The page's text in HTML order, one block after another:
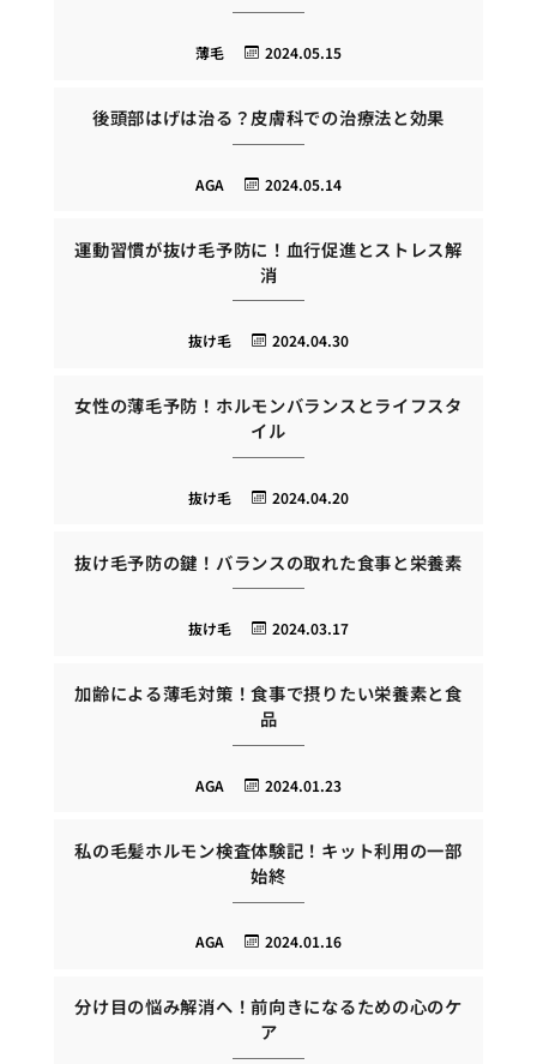
2024.05.15
薄毛
後頭部はげは治る？皮膚科での治療法と効果
2024.05.14
AGA
運動習慣が抜け毛予防に！血行促進とストレス解
消
2024.04.30
抜け毛
女性の薄毛予防！ホルモンバランスとライフスタ
イル
2024.04.20
抜け毛
抜け毛予防の鍵！バランスの取れた食事と栄養素
2024.03.17
抜け毛
加齢による薄毛対策！食事で摂りたい栄養素と食
品
2024.01.23
AGA
私の毛髪ホルモン検査体験記！キット利用の一部
始終
2024.01.16
AGA
分け目の悩み解消へ！前向きになるための心のケ
ア